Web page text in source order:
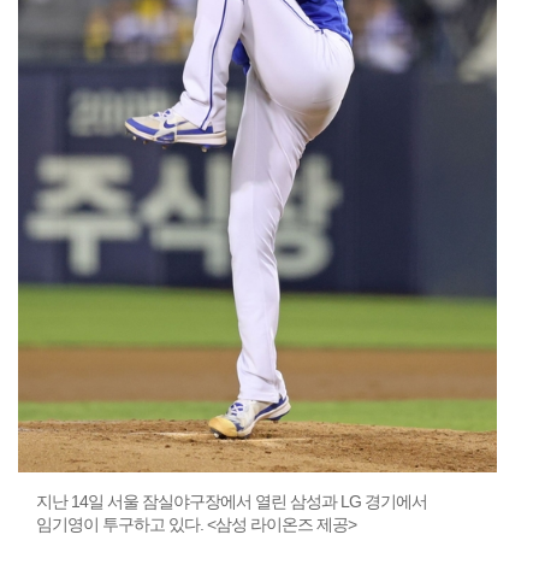
지난 14일 서울 잠실야구장에서 열린 삼성과 LG 경기에서
임기영이 투구하고 있다. <삼성 라이온즈 제공>